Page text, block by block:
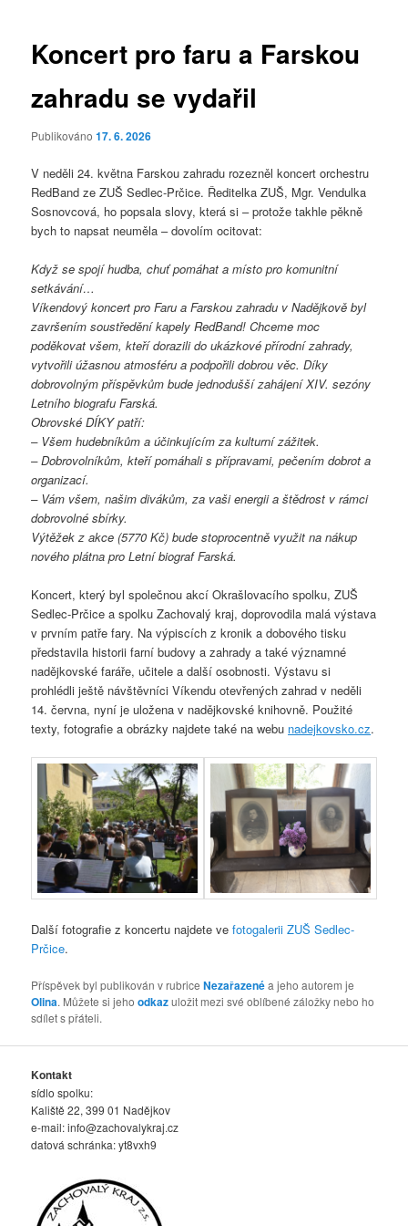
Koncert pro faru a Farskou
zahradu se vydařil
Publikováno17. 6. 2026
V neděli 24. května Farskou zahradu rozezněl koncert orchestru
RedBand ze ZUŠ Sedlec-Prčice. Ředitelka ZUŠ, Mgr. Vendulka
Sosnovcová, ho popsala slovy, která si – protože takhle pěkně
bych to napsat neuměla – dovolím ocitovat:
Když se spojí hudba, chuť pomáhat a místo pro komunitní
setkávání…
Víkendový koncert pro Faru a Farskou zahradu v Nadějkově byl
završením soustředění kapely RedBand! Chceme moc
poděkovat všem, kteří dorazili do ukázkové přírodní zahrady,
vytvořili úžasnou atmosféru a podpořili dobrou věc. Díky
dobrovolným příspěvkům bude jednodušší zahájení XIV. sezóny
Letního biografu Farská.
Obrovské DÍKY patří:
– Všem hudebníkům a účinkujícím za kulturní zážitek.
– Dobrovolníkům, kteří pomáhali s přípravami, pečením dobrot a
organizací.
– Vám všem, našim divákům, za vaši energii a štědrost v rámci
dobrovolné sbírky.
Výtěžek z akce (5770 Kč) bude stoprocentně využit na nákup
nového plátna pro Letní biograf Farská.
Koncert, který byl společnou akcí Okrašlovacího spolku, ZUŠ
Sedlec-Prčice a spolku Zachovalý kraj, doprovodila malá výstava
v prvním patře fary. Na výpiscích z kronik a dobového tisku
představila historii farní budovy a zahrady a také významné
nadějkovské faráře, učitele a další osobnosti. Výstavu si
prohlédli ještě návštěvníci Víkendu otevřených zahrad v neděli
14. června, nyní je uložena v nadějkovské knihovně. Použité
texty, fotografie a obrázky najdete také na webu nadejkovsko.cz.
Další fotografie z koncertu najdete vefotogalerii ZUŠ Sedlec-
Prčice.
Příspěvek byl publikován v rubriceNezařazenéa jeho autorem je
Olina. Můžete si jehoodkazuložit mezi své oblíbené záložky nebo ho
sdílet s přáteli.
Kontakt
sídlo spolku:
Kaliště 22, 399 01 Nadějkov
e-mail:info@zachovalykraj.cz
datová schránka: yt8vxh9